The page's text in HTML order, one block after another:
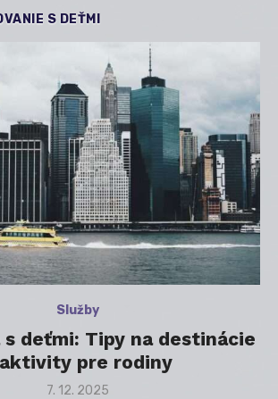
S DEŤMI
Služby
s deťmi: Tipy na destinácie
pre rodiny
Posted
7. 12. 2025